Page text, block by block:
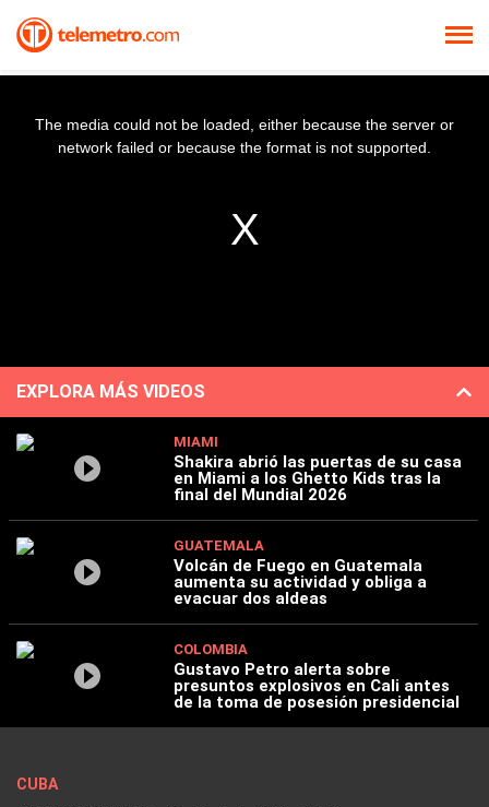
The media could not be loaded, either because the server or
network failed or because the format is not supported.
EXPLORA MÁS VIDEOS
MIAMI
Shakira abrió las puertas de su casa
en Miami a los Ghetto Kids tras la
final del Mundial 2026
GUATEMALA
Volcán de Fuego en Guatemala
aumenta su actividad y obliga a
evacuar dos aldeas
COLOMBIA
Gustavo Petro alerta sobre
presuntos explosivos en Cali antes
de la toma de posesión presidencial
CUBA